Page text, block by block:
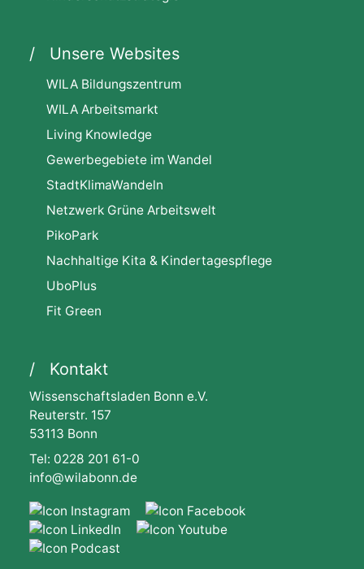
Unsere Websites
WILA Bildungszentrum
WILA Arbeitsmarkt
Living Knowledge
Gewerbegebiete im Wandel
StadtKlimaWandeln
Netzwerk Grüne Arbeitswelt
PikoPark
Nachhaltige Kita & Kindertagespflege
UboPlus
Fit Green
Kontakt
Wissenschaftsladen Bonn e.V.
Reuterstr. 157
53113 Bonn
Tel: 0228 201 61-0
info@wilabonn.de